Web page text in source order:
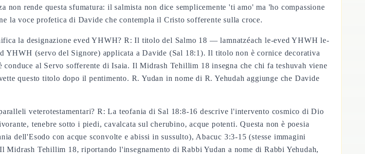
rende questa sfumatura: il salmista non dice semplicemente 'ti amo' ma 'ho compassione
la voce profetica di Davide che contempla il Cristo sofferente sulla croce.
la designazione eved YHWH? R: Il titolo del Salmo 18 — lamnatzéach le-eved YHWH le-
(servo del Signore) applicata a Davide (Sal 18:1). Il titolo non è cornice decorativa
al Servo sofferente di Isaia. Il Midrash Tehillim 18 insegna che chi fa teshuvah viene
questo titolo dopo il pentimento. R. Yudan in nome di R. Yehudah aggiunge che Davide
veterotestamentari? R: La teofania di Sal 18:8-16 descrive l'intervento cosmico di Dio
tenebre sotto i piedi, cavalcata sul cherubino, acque potenti. Questa non è poesia
dell'Esodo con acque sconvolte e abissi in sussulto), Abacuc 3:3-15 (stesse immagini
Tehillim 18, riportando l'insegnamento di Rabbi Yudan a nome di Rabbi Yehudah,